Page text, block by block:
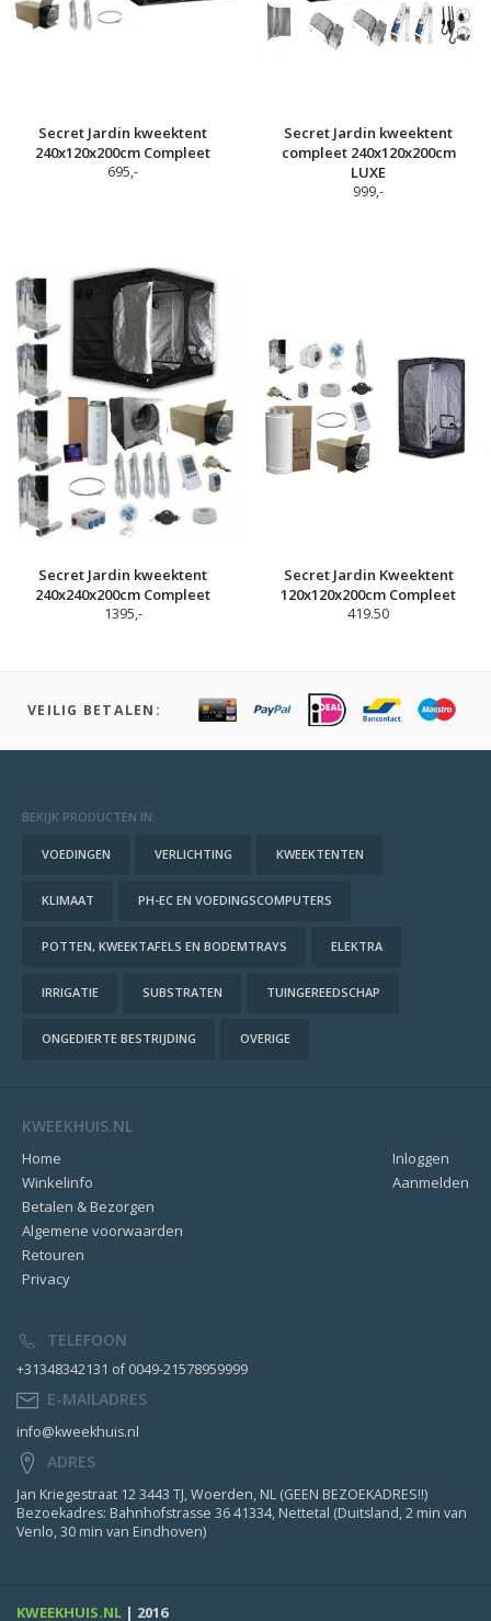
Secret Jardin kweektent
240x120x200cm Compleet
695,-
Secret Jardin kweektent
compleet 240x120x200cm
LUXE
999,-
Secret Jardin kweektent
240x240x200cm Compleet
1395,-
Secret Jardin Kweektent
120x120x200cm Compleet
419.50
VEILIG BETALEN:
BEKIJK PRODUCTEN IN:
VOEDINGEN VERLICHTING KWEEKTENTEN
KLIMAAT PH-EC EN VOEDINGSCOMPUTERS
POTTEN, KWEEKTAFELS EN BODEMTRAYS ELEKTRA
IRRIGATIE SUBSTRATEN TUINGEREEDSCHAP
ONGEDIERTE BESTRIJDING OVERIGE
KWEEKHUIS.NL
Inloggen
Aanmelden
Home
Winkelinfo
Betalen & Bezorgen
Algemene voorwaarden
Retouren
Privacy
TELEFOON
+31348342131 of 0049-21578959999
E-MAILADRES
info@kweekhuis.nl
ADRES
Jan Kriegestraat 12 3443 TJ, Woerden, NL (GEEN BEZOEKADRES!!)
Bezoekadres: Bahnhofstrasse 36 41334, Nettetal (Duitsland, 2 min van
Venlo, 30 min van Eindhoven)
KWEEKHUIS.NL | 2016